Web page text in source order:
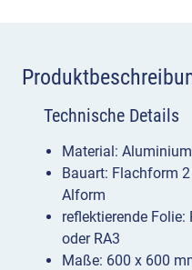
Technische Details
Material: Aluminium
Bauart: Flachform
Alform
reflektierende Folie:
oder RA3
Maße: 600 x 600